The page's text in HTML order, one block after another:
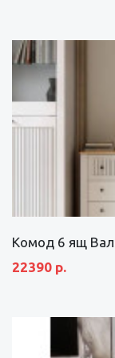
Комод 6 ящ
22390 р.